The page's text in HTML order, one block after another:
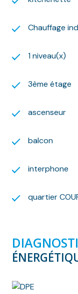
l’encadrement
Ce loyer est
Il n'est pas
euros par an. Prix
Les informations
Chauffage
1 niveau(x)
3ème étage
ascenseur
balcon
interphone
quartier